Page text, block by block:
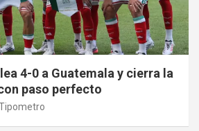
4-0 a Guatemala y cierra la
paso perfecto